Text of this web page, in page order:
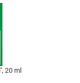
20 ml